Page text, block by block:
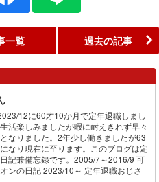
一覧 過去の記事
12に60才10か月で定年退職しまし
活楽しみましたが暇に耐えきれず早々
なりました。2年少し働きましたが63
なり現在に至ります。このブログは定
記兼備忘録です。2005/7～2016/9 可
ンの日記 2023/10～ 定年退職おじさ